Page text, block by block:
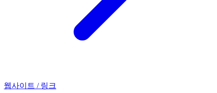
웹사이트 / 링크